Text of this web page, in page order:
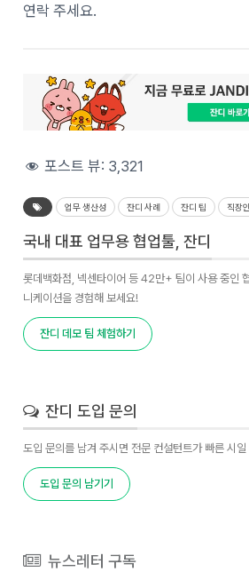
연락 주세요.
포스트 뷰: 3,321
업무 생산성 잔디 사례 잔디 팁 직장인
국내 대표 업무용 협업툴, 잔디
롯데백화점, 넥센타이어 등 42만+ 팀이 사용 중인
니케이션을 경험해 보세요!
잔디 데모 팀 체험하기
잔디 도입 문의
도입 문의를 남겨 주시면 전문 컨설턴트가 빠른 시
도입 문의 남기기
뉴스레터 구독